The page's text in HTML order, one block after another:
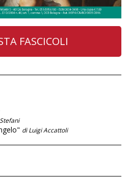
FASCICOLI
di Luigi Accattoli